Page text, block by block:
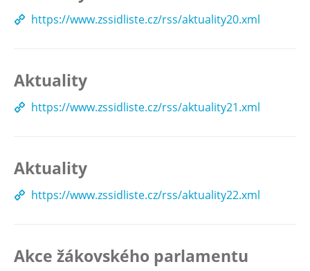
https://www.zssidliste.cz/rss/aktuality20.xml
Aktuality
https://www.zssidliste.cz/rss/aktuality21.xml
Aktuality
https://www.zssidliste.cz/rss/aktuality22.xml
Akce žákovského parlamentu